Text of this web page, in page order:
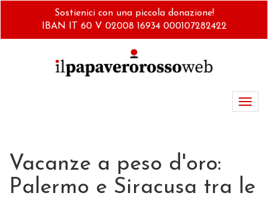
Sostienici con una piccola donazione!
IBAN IT 60 V 02008 16934 000107282422
Vacanze a peso d'oro:
Palermo e Siracusa tra le